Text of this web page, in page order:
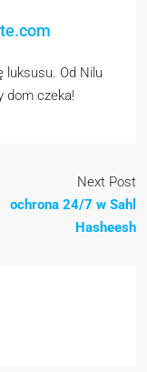
luksusu. Od Nilu
dom czeka!
Next Post
ochrona 24/7 w Sahl
Hasheesh